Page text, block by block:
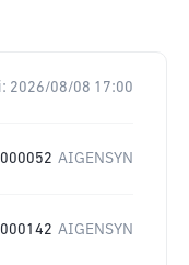
2026/08/08 17:00
AIGENSYN
AIGENSYN